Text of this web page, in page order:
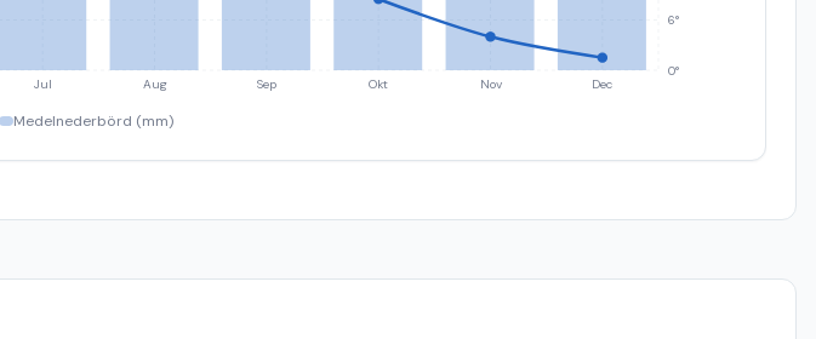
Jul Aug Sep Okt Nov Dec
0°
6°
Medelnederbörd (mm)